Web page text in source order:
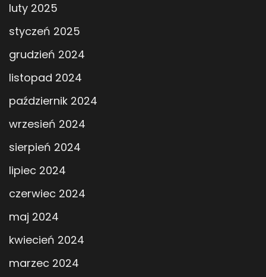
luty 2025
styczeń 2025
grudzień 2024
listopad 2024
październik 2024
wrzesień 2024
sierpień 2024
lipiec 2024
czerwiec 2024
maj 2024
kwiecień 2024
marzec 2024